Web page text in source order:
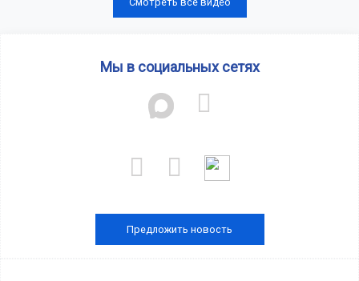
Мы в социальных сетях
Предложить новость